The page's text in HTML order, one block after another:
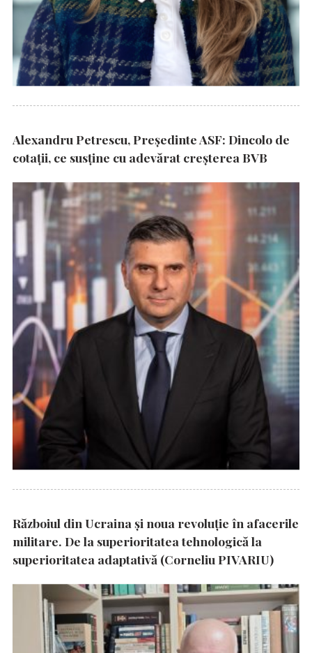
Alexandru Petrescu, Președinte ASF: Dincolo de
cotații, ce susține cu adevărat creșterea BVB
Războiul din Ucraina și noua revoluție în afacerile
militare. De la superioritatea tehnologică la
superioritatea adaptativă (Corneliu PIVARIU)